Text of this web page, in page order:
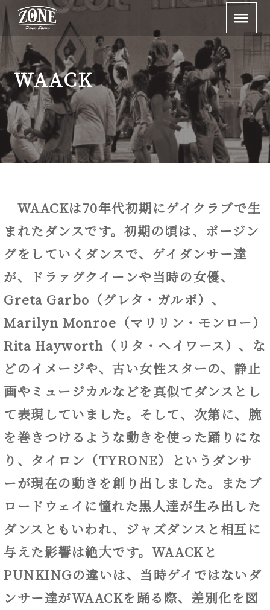
WAACK
WAACKは70年代初期にゲイクラブで生
まれたダンスです。初期の頃は、ポージン
グをしていくダンスで、ゲイダンサー達
が、ドラァグクイーンや当時の女優、
Greta Garbo（グレタ・ガルボ）、
Marilyn Monroe（マリリン・モンロー）
Rita Hayworth（リタ・ヘイワース）、な
どのイメージや、古い女性スターの、静止
画やミュージカルなどを真似てダンスとし
て表現していました。そして、次第に、腕
を巻きつけるような動きを使った踊りにな
り、タイロン（TYRONE）というダンサ
ーが現在の動きを創り出しました。またブ
ロードウェイに憧れた黒人達が生み出した
ダンスともいわれ、ジャズダンスと相互に
与えた影響は絶大です。WAACKと
PUNKINGの違いは、当時ゲイではないダ
ンサー達がWAACKを踊る際、差別化を図